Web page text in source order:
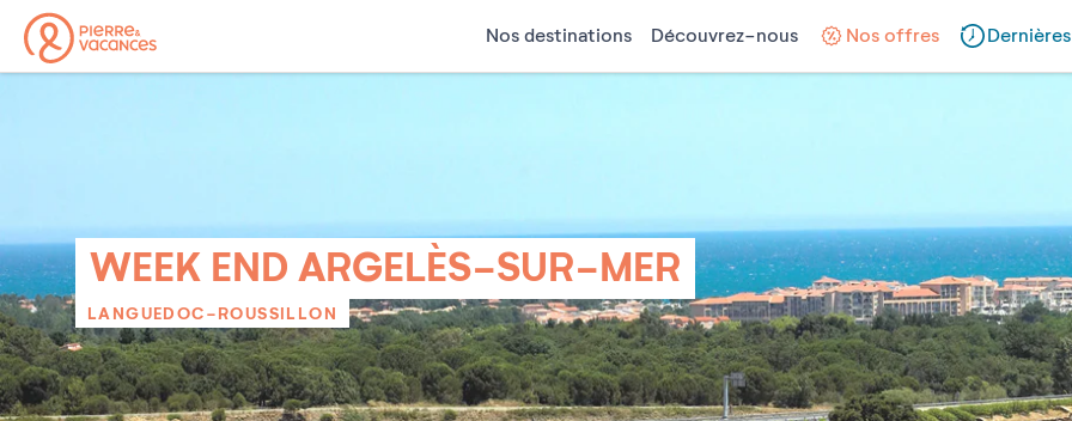
Nos destinations Découvrez-nous Nos offres
WEEK END ARGELÈS-SUR-MER
LANGUEDOC-ROUSSILLON